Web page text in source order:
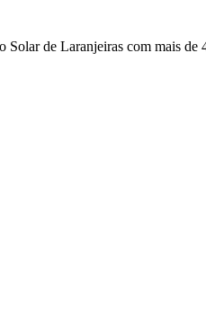
de Laranjeiras com mais